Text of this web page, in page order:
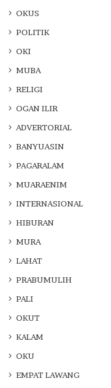
OKUS
POLITIK
OKI
MUBA
RELIGI
OGAN ILIR
ADVERTORIAL
BANYUASIN
PAGARALAM
MUARAENIM
INTERNASIONAL
HIBURAN
MURA
LAHAT
PRABUMULIH
PALI
OKUT
KALAM
OKU
EMPAT LAWANG